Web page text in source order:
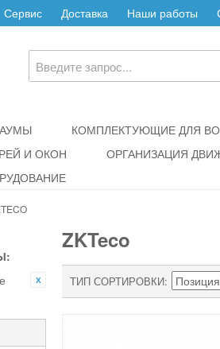
Сервис Доставка Наши работы
КОМПЛЕКТУЮЩИЕ ДЛЯ
И ОКОН
ОРГАНИЗАЦИЯ
ZKTeco
ТИП СОРТИРОВКИ